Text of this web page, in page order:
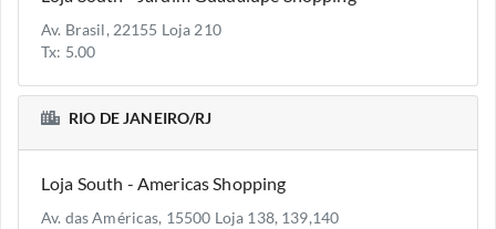
Av. Brasil, 22155 Loja 210
Tx: 5.00
RIO DE JANEIRO/RJ
Loja South - Americas Shopping
Av. das Américas, 15500 Loja 138, 139,140